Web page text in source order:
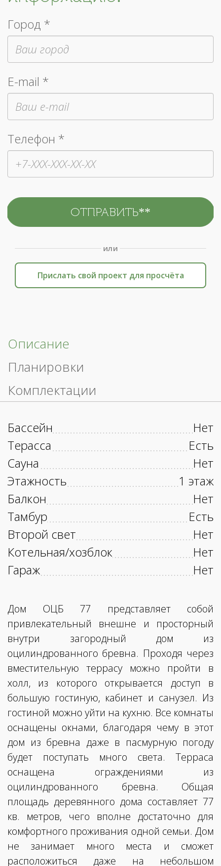
Город *
E-mail *
Телефон *
или
Прислать свой проект для просчёта
Описание
Планировки
Комплектации
Бассейн
Нет
Терасса
Есть
Сауна
Нет
Этажность
1 этаж
Балкон
Нет
Тамбур
Есть
Второй свет
Нет
Котельная/хозблок
Нет
Гараж
Нет
Дом ОЦБ 77 представляет собой
привлекательный внешне и просторный
внутри загородный дом из
оцилиндрованного бревна. Проходя через
вместительную террасу можно пройти в
холл, из которого открывается доступ в
большую гостиную, кабинет и санузел. Из
гостиной можно уйти на кухню. Все комнаты
оснащены окнами, благодаря чему в этот
дом из бревна даже в пасмурную погоду
будет поступать много света. Терраса
оснащена ограждениями из
оцилиндрованного бревна. Общая
площадь деревянного дома составляет 77
кв. метров, чего вполне достаточно для
комфортного проживания одной семьи. Дом
не занимает много места и сможет
расположиться даже на небольшом